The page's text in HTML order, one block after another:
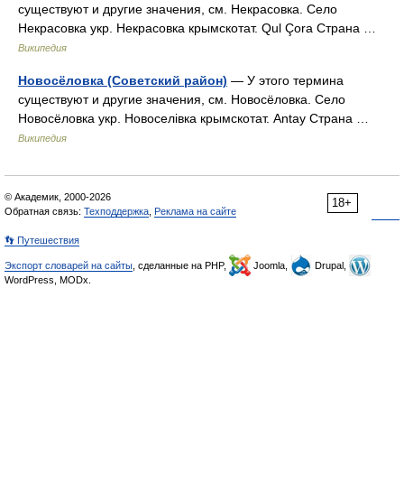
существуют и другие значения, см. Некрасовка. Село
Некрасовка укр. Некрасовка крымскотат. Qul Çora Страна …
Википедия
Новосёловка (Советский район) — У этого термина
существуют и другие значения, см. Новосёловка. Село
Новосёловка укр. Новоселівка крымскотат. Antay Страна …
Википедия
18+
© Академик, 2000-2026
Обратная связь: Техподдержка Реклама на сайте
👣 Путешествия
Экспорт словарей на сайты , сделанные на PHP, Joomla,
Drupal,
WordPress, MODx.